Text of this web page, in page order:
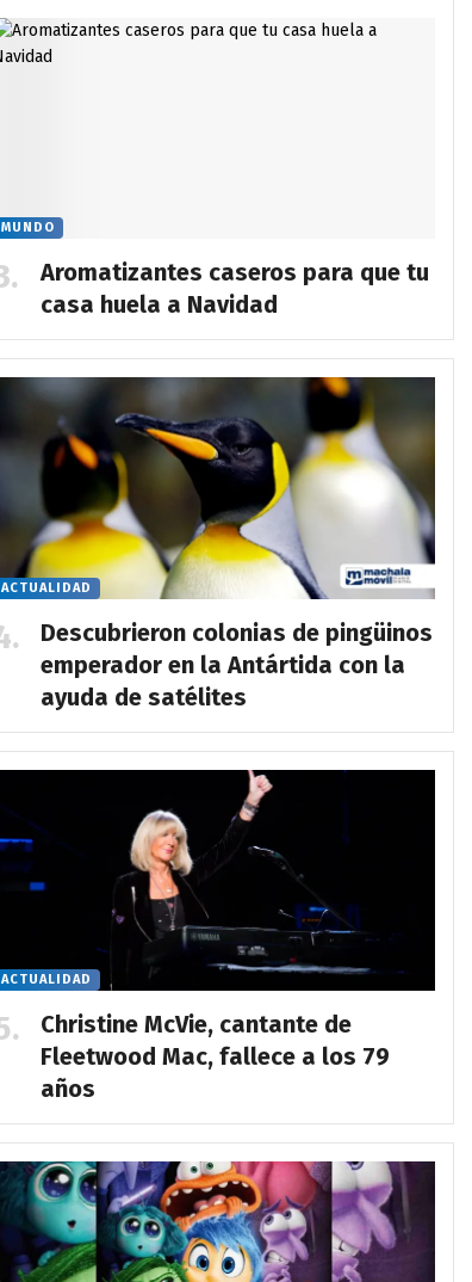
MUNDO
Aromatizantes caseros para que tu
casa huela a Navidad
ACTUALIDAD
Descubrieron colonias de pingüinos
emperador en la Antártida con la
ayuda de satélites
ACTUALIDAD
Christine McVie, cantante de
Fleetwood Mac, fallece a los 79
años